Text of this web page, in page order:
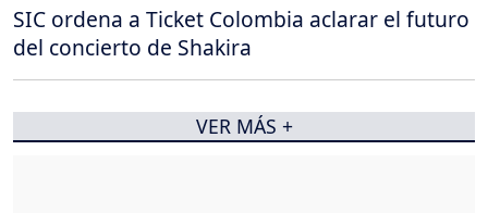
SIC ordena a Ticket Colombia aclarar el futuro
del concierto de Shakira
VER MÁS +